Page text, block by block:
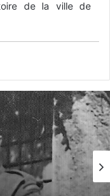
de la ville de